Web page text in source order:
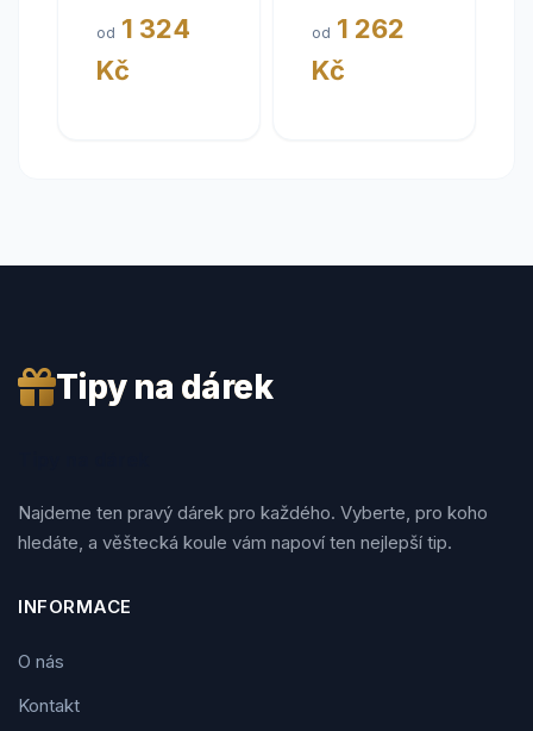
s 33% slevou
od 1 324
Kč
(karton)
od 1 262
Kč
Tipy na dárek
Najdeme ten pravý dárek pro každého. Vyberte, pro koho
hledáte, a věštecká koule vám napoví ten nejlepší tip.
INFORMACE
O nás
Kontakt